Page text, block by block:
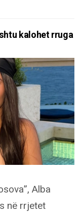
kalohet rruga
Alba
në rrjetet